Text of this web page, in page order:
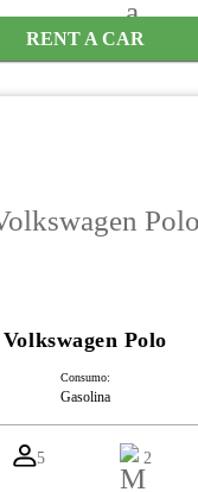
RENT A CAR
Volkswagen Polo
Consumo:
Gasolina
5 2